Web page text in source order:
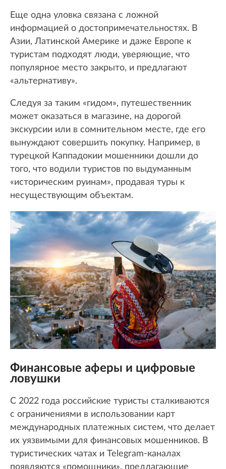
Еще одна уловка связана с ложной
информацией о достопримечательностях. В
Азии, Латинской Америке и даже Европе к
туристам подходят люди, уверяющие, что
популярное место закрыто, и предлагают
«альтернативу».
Следуя за таким «гидом», путешественник
может оказаться в магазине, на дорогой
экскурсии или в сомнительном месте, где его
вынуждают совершить покупку. Например, в
турецкой Каппадокии мошенники дошли до
того, что водили туристов по выдуманным
«историческим руинам», продавая туры к
несуществующим объектам.
Финансовые аферы и цифровые
ловушки
С 2022 года российские туристы сталкиваются
с ограничениями в использовании карт
международных платежных систем, что делает
их уязвимыми для финансовых мошенников. В
туристических чатах и Telegram-каналах
появляются «помощники», предлагающие